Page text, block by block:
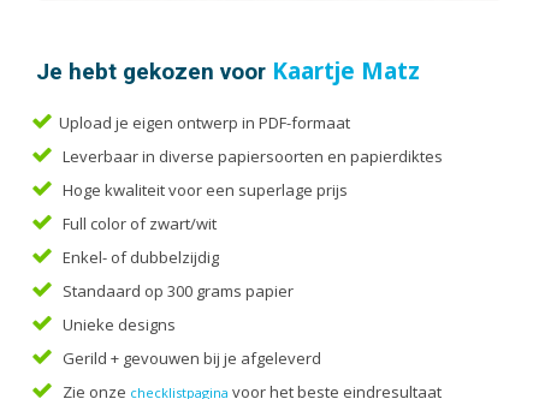
Kerstkaarten
Menukaarten
Mondkapjes
Notitieblokken
Rapporten/Verslagen
Rouwkaarten
Je hebt gekozen voor Kaartje Matz
Upload je eigen ontwerp in PDF-formaat
Leverbaar in diverse papiersoorten en papierdiktes
Hoge kwaliteit voor een superlage prijs
Full color of zwart/wit
Enkel- of dubbelzijdig
Standaard op 300 grams papier
Unieke designs
Gerild + gevouwen bij je afgeleverd
Zie onze checklistpagina voor het beste eindresultaat